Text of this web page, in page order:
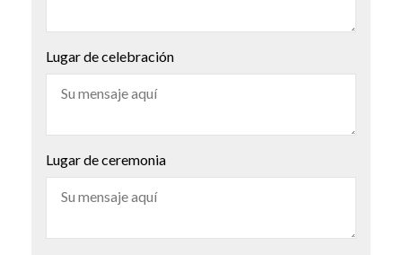
Lugar de celebración
Lugar de ceremonia